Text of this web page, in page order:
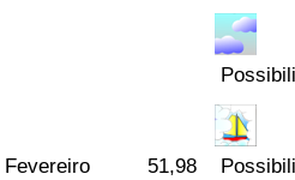
Fevereiro 51,98
Indicador de Trânsito por País